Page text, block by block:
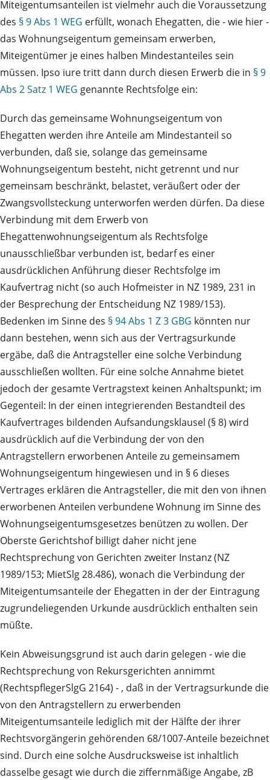
Miteigentumsanteilen ist vielmehr auch die Voraussetzung
des § 9 Abs 1 WEG erfüllt, wonach Ehegatten, die - wie hier -
das Wohnungseigentum gemeinsam erwerben,
Miteigentümer je eines halben Mindestanteiles sein
müssen. Ipso iure tritt dann durch diesen Erwerb die in § 9
Abs 2 Satz 1 WEG genannte Rechtsfolge ein:
Durch das gemeinsame Wohnungseigentum von
Ehegatten werden ihre Anteile am Mindestanteil so
verbunden, daß sie, solange das gemeinsame
Wohnungseigentum besteht, nicht getrennt und nur
gemeinsam beschränkt, belastet, veräußert oder der
Zwangsvollsteckung unterworfen werden dürfen. Da diese
Verbindung mit dem Erwerb von
Ehegattenwohnungseigentum als Rechtsfolge
unausschließbar verbunden ist, bedarf es einer
ausdrücklichen Anführung dieser Rechtsfolge im
Kaufvertrag nicht (so auch Hofmeister in NZ 1989, 231 in
der Besprechung der Entscheidung NZ 1989/153).
Bedenken im Sinne des § 94 Abs 1 Z 3 GBG könnten nur
dann bestehen, wenn sich aus der Vertragsurkunde
ergäbe, daß die Antragsteller eine solche Verbindung
ausschließen wollten. Für eine solche Annahme bietet
jedoch der gesamte Vertragstext keinen Anhaltspunkt; im
Gegenteil: In der einen integrierenden Bestandteil des
Kaufvertrages bildenden Aufsandungsklausel (§ 8) wird
ausdrücklich auf die Verbindung der von den
Antragstellern erworbenen Anteile zu gemeinsamem
Wohnungseigentum hingewiesen und in § 6 dieses
Vertrages erklären die Antragsteller, die mit den von ihnen
erworbenen Anteilen verbundene Wohnung im Sinne des
Wohnungseigentumsgesetzes benützen zu wollen. Der
Oberste Gerichtshof billigt daher nicht jene
Rechtsprechung von Gerichten zweiter Instanz (NZ
1989/153; MietSlg 28.486), wonach die Verbindung der
Miteigentumsanteile der Ehegatten in der der Eintragung
zugrundeliegenden Urkunde ausdrücklich enthalten sein
müßte.
Kein Abweisungsgrund ist auch darin gelegen - wie die
Rechtsprechung von Rekursgerichten annimmt
(RechtspflegerSlgG 2164) - , daß in der Vertragsurkunde die
von den Antragstellern zu erwerbenden
Miteigentumsanteile lediglich mit der Hälfte der ihrer
Rechtsvorgängerin gehörenden 68/1007-Anteile bezeichnet
sind. Durch eine solche Ausdrucksweise ist inhaltlich
dasselbe gesagt wie durch die ziffernmäßige Angabe, zB